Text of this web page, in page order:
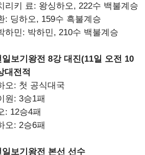
리키 료: 왕싱하오, 222수 백불계승
: 딩하오, 159수 흑불계승
하민: 박하민, 210수 백불계승
보기왕전 8강 대진(11일 오전 10
대전적
오: 첫 공식대국
원: 3승1패
: 12승4패
오: 2승6패
보기왕전 본선 선수